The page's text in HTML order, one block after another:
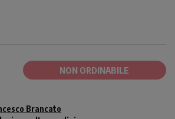
NON ORDINABILE
Brancato